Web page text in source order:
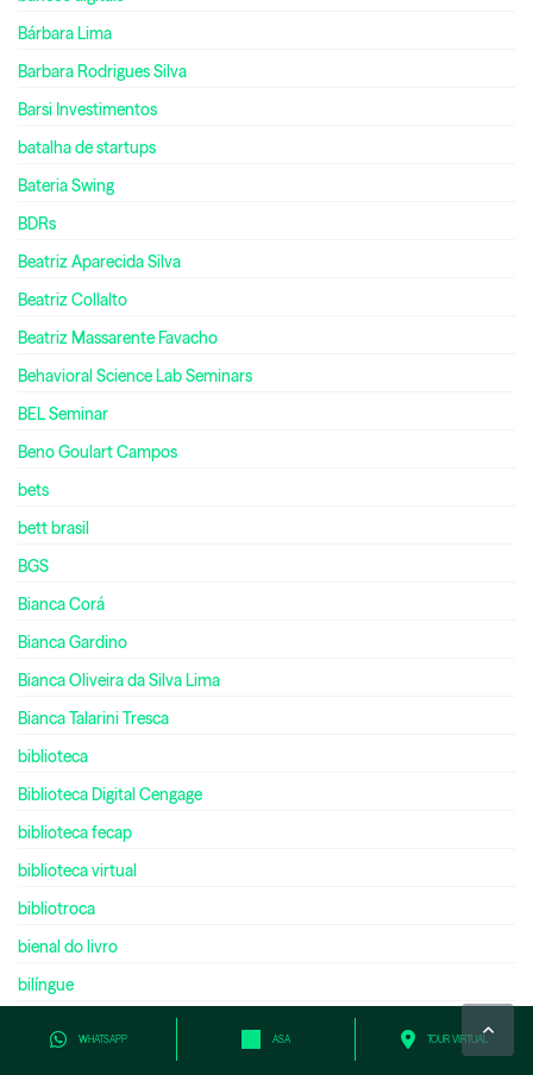
WHATSAPP ASA TOUR VIRTUAL
Bárbara Lima
Barbara Rodrigues Silva
Barsi Investimentos
batalha de startups
Bateria Swing
BDRs
Beatriz Aparecida Silva
Beatriz Collalto
Beatriz Massarente Favacho
Behavioral Science Lab Seminars
BEL Seminar
Beno Goulart Campos
bets
bett brasil
BGS
Bianca Corá
Bianca Gardino
Bianca Oliveira da Silva Lima
Bianca Talarini Tresca
biblioteca
Biblioteca Digital Cengage
biblioteca fecap
biblioteca virtual
bibliotroca
bienal do livro
bilíngue